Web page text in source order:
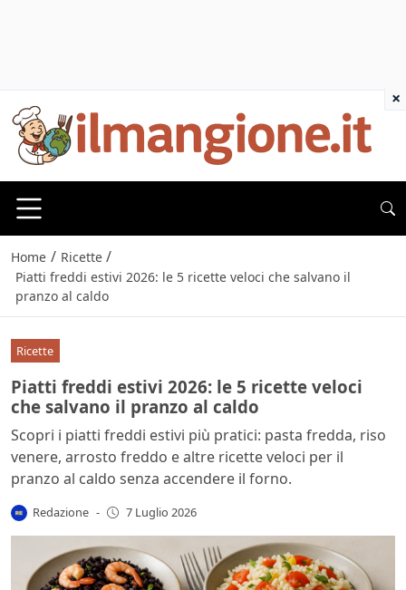
Home / Ricette /
Piatti freddi estivi 2026: le 5 ricette veloci che salvano il
pranzo al caldo
Ricette
Piatti freddi estivi 2026: le 5 ricette veloci
che salvano il pranzo al caldo
Scopri i piatti freddi estivi più pratici: pasta fredda, riso
venere, arrosto freddo e altre ricette veloci per il
pranzo al caldo senza accendere il forno.
Redazione - 7 Luglio 2026
×